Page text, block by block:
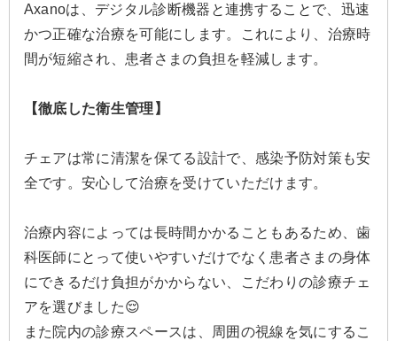
Axanoは、デジタル診断機器と連携することで、迅速
かつ正確な治療を可能にします。これにより、治療時
間が短縮され、患者さまの負担を軽減します。
【徹底した衛生管理】
チェアは常に清潔を保てる設計で、感染予防対策も安
全です。安心して治療を受けていただけます。
治療内容によっては長時間かかることもあるため、歯
科医師にとって使いやすいだけでなく患者さまの身体
にできるだけ負担がかからない、こだわりの診療チェ
アを選びました😌
また院内の診療スペースは、周囲の視線を気にするこ